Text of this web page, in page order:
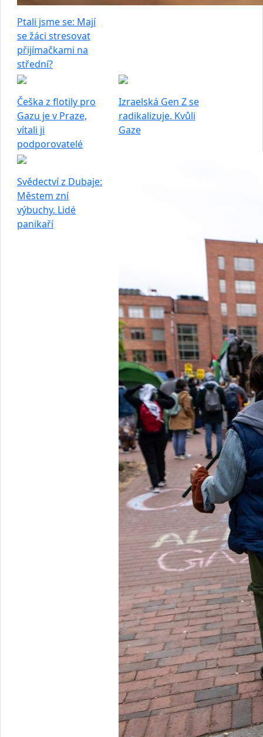
Ptali jsme se: Mají
se žáci stresovat
přijímačkami na
střední?
Češka z flotily pro
Gazu je v Praze,
vítali ji
podporovatelé
Izraelská Gen Z se
radikalizuje. Kvůli
Gaze
Svědectví z Dubaje:
Městem zní
výbuchy. Lidé
panikaří